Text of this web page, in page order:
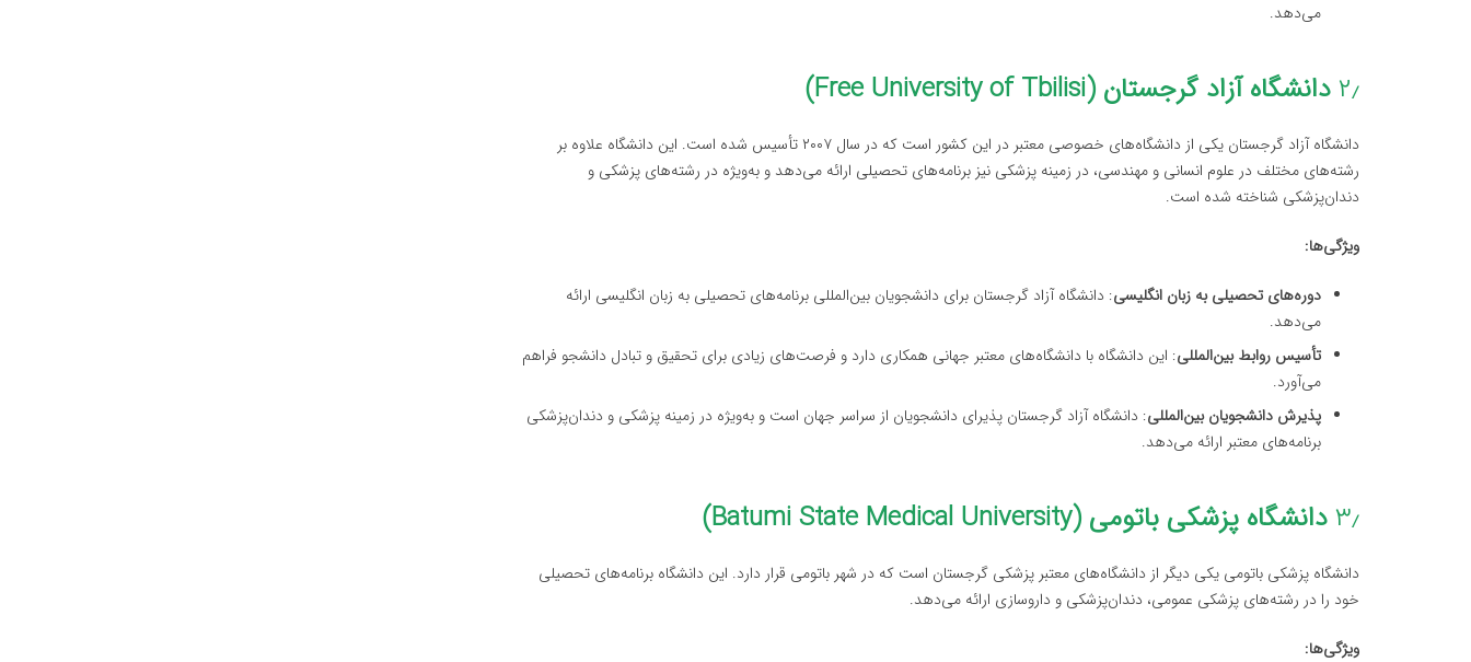
می‌دهد.
۲٫ دانشگاه آزاد گرجستان (Free University of Tbilisi)
دانشگاه آزاد گرجستان یکی از دانشگاه‌های خصوصی معتبر در این کشور است که در سال ۲۰۰۷ تأسیس شده است. این دانشگاه علاوه بر
رشته‌های مختلف در علوم انسانی و مهندسی، در زمینه پزشکی نیز برنامه‌های تحصیلی ارائه می‌دهد و به‌ویژه در رشته‌های پزشکی و
دندان‌پزشکی شناخته شده است.
ویژگی‌ها:
دوره‌های تحصیلی به زبان انگلیسی: دانشگاه آزاد گرجستان برای دانشجویان بین‌المللی برنامه‌های تحصیلی به زبان انگلیسی ارائه
می‌دهد.
تأسیس روابط بین‌المللی: این دانشگاه با دانشگاه‌های معتبر جهانی همکاری دارد و فرصت‌های زیادی برای تحقیق و تبادل دانشجو فراهم
می‌آورد.
پذیرش دانشجویان بین‌المللی: دانشگاه آزاد گرجستان پذیرای دانشجویان از سراسر جهان است و به‌ویژه در زمینه پزشکی و دندان‌پزشکی
برنامه‌های معتبر ارائه می‌دهد.
۳٫دانشگاه پزشکی باتومی (Batumi State Medical University)
دانشگاه پزشکی باتومی یکی دیگر از دانشگاه‌های معتبر پزشکی گرجستان است که در شهر باتومی قرار دارد. این دانشگاه برنامه‌های تحصیلی
خود را در رشته‌های پزشکی عمومی، دندان‌پزشکی و داروسازی ارائه می‌دهد.
ویژگی‌ها: